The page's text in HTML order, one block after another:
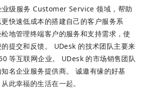
业级服务 Customer Service 领域，帮助
快速低成本的搭建自己的客户服务系
地管理终端客户的服务和支持需求，使
提交和反馈。 UDesk 的技术团队主要来
等互联网企业。 UDesk 的市场销售团队
名企业服务提供商。 诚邀有缘的好基
此幸福的生活在一起。